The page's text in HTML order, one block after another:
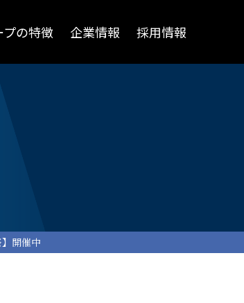
プの特徴 企業情報 採用情報
開催中